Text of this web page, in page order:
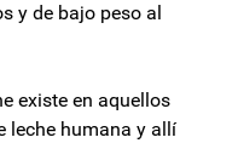
y de bajo peso al
existe en aquellos
leche humana y allí